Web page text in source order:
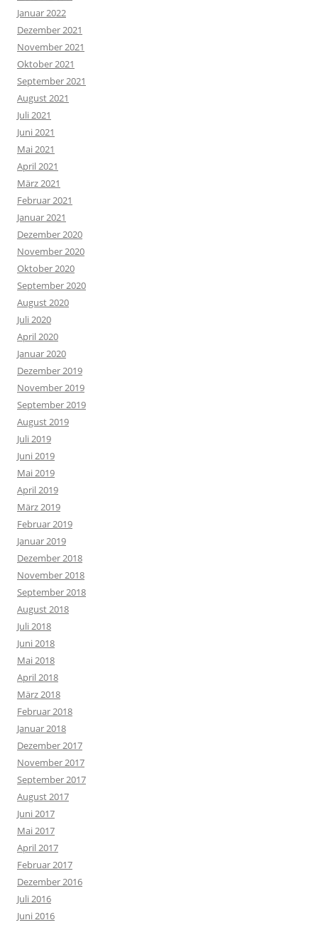
Januar 2022
Dezember 2021
November 2021
Oktober 2021
September 2021
August 2021
Juli 2021
Juni 2021
Mai 2021
April 2021
März 2021
Februar 2021
Januar 2021
Dezember 2020
November 2020
Oktober 2020
September 2020
August 2020
Juli 2020
April 2020
Januar 2020
Dezember 2019
November 2019
September 2019
August 2019
Juli 2019
Juni 2019
Mai 2019
April 2019
März 2019
Februar 2019
Januar 2019
Dezember 2018
November 2018
September 2018
August 2018
Juli 2018
Juni 2018
Mai 2018
April 2018
März 2018
Februar 2018
Januar 2018
Dezember 2017
November 2017
September 2017
August 2017
Juni 2017
Mai 2017
April 2017
Februar 2017
Dezember 2016
Juli 2016
Juni 2016